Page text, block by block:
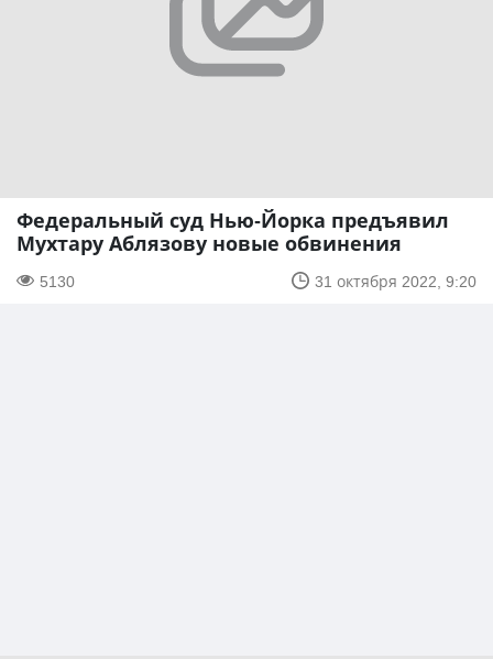
Федеральный суд Нью-Йорка предъявил
Мухтару Аблязову новые обвинения
5130 31 октября 2022, 9:20